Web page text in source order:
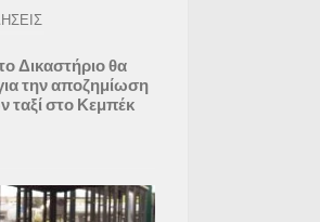
Δικαστήριο θα
την αποζημίωση
ταξί στο Κεμπέκ